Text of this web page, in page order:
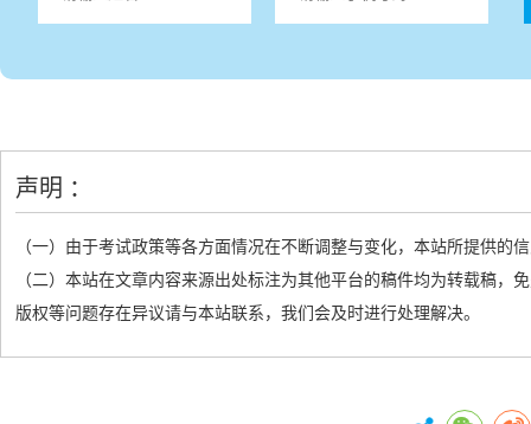
声明 ：
（一）由于考试政策等各方面情况在不断调整与变化，本站所提供的
（二）本站在文章内容来源出处标注为其他平台的稿件均为转载稿
版权等问题存在异议请与本站联系，我们会及时进行处理解决。